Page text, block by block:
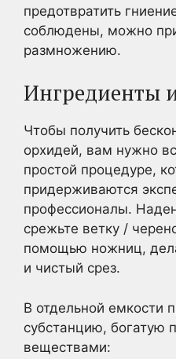
предотвратить
соблюдены, можно
размножению.
Ингредиенты
Чтобы получить
орхидей, вам нужно
простой процедуре,
придерживаются
профессионалы.
срежьте ветку /
помощью ножниц,
и чистый срез.
В отдельной емкости
субстанцию, богатую
веществами: